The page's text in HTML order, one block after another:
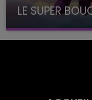
LE SUPER
avec La Famille